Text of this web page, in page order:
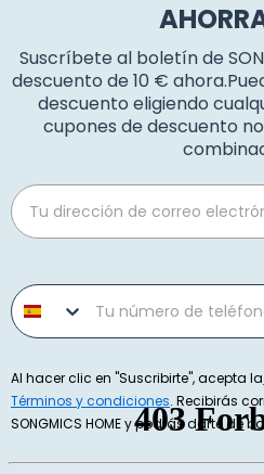
Suscríbete al boletín de
descuento de 10 €
descuento eligiendo
cupones de descuento
Email
Phone number
Al hacer clic en "Suscribirte", acepta la
Términos y condiciones. Recibirás
SONGMICS HOME y podrás darte de